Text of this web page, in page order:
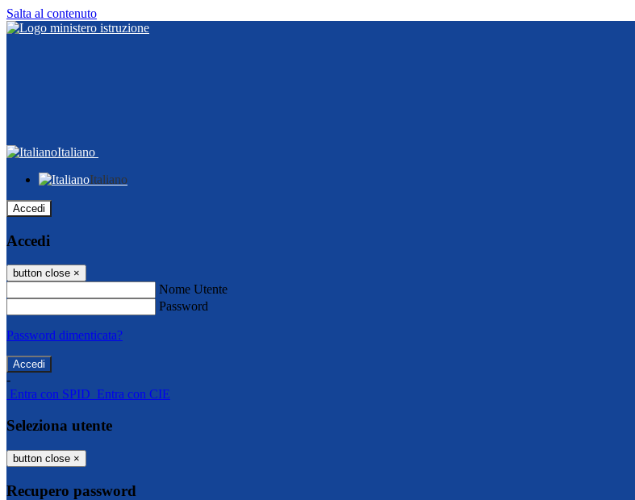
Salta al contenuto
Italiano
Italiano
Accedi
Accedi
button close ×
Nome Utente
Password
Password dimenticata?
-
Entra con SPID Entra con CIE
Seleziona utente
button close ×
Recupero password